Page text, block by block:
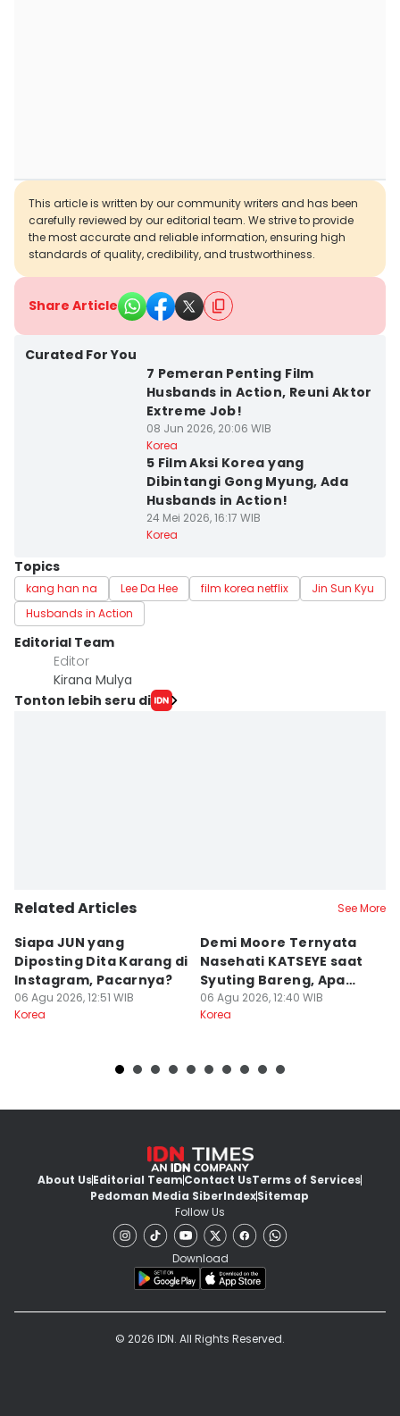
This article is written by our community writers and has been
carefully reviewed by our editorial team. We strive to provide
the most accurate and reliable information, ensuring high
standards of quality, credibility, and trustworthiness.
Share Article
Curated For You
7 Pemeran Penting Film
Husbands in Action, Reuni Aktor
Extreme Job!
08 Jun 2026, 20:06 WIB
Korea
5 Film Aksi Korea yang
Dibintangi Gong Myung, Ada
Husbands in Action!
24 Mei 2026, 16:17 WIB
Korea
Topics
kang han na Lee Da Hee film korea netflix
Jin Sun Kyu
Husbands in Action
Editorial Team
Editor
Kirana Mulya
Tonton lebih seru di
Related Articles See More
Siapa JUN yang
Diposting Dita Karang di
Instagram, Pacarnya?
06 Agu 2026, 12:51 WIB
Korea
Demi Moore Ternyata
Nasehati KATSEYE saat
Syuting Bareng, Apa
Isinya?
06 Agu 2026, 12:40 WIB
Korea
About UsEditorial TeamContact UsTerms of Services
Pedoman Media SiberIndexSitemap
Follow Us
Download
© 2026 IDN. All Rights Reserved.